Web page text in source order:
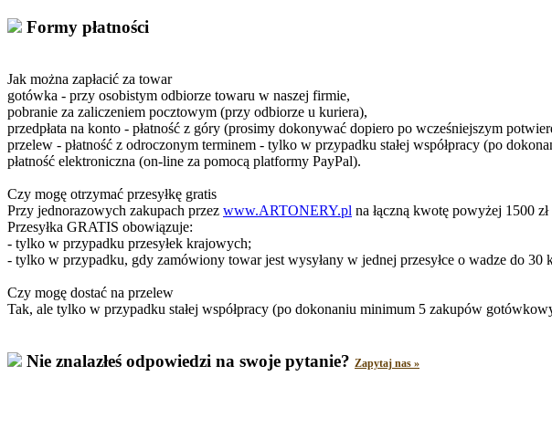
Formy płatności
Jak można zapłacić za towar
gotówka - przy osobistym odbiorze towaru w naszej firmie,
pobranie za zaliczeniem pocztowym (przy odbiorze u kuriera),
przedpłata na konto - płatność z góry (prosimy dokonywać dopiero po wcześniejszym
przelew - płatność z odroczonym terminem - tylko w przypadku stałej współpracy (po
płatność elektroniczna (on-line za pomocą platformy PayPal).
Czy mogę otrzymać przesyłkę gratis
Przy jednorazowych zakupach przez www.ARTONERY.pl na łączną kwotę powyżej 1500
Przesyłka GRATIS obowiązuje:
- tylko w przypadku przesyłek krajowych;
- tylko w przypadku, gdy zamówiony towar jest wysyłany w jednej przesyłce o wadze do 30
Czy mogę dostać na przelew
Tak, ale tylko w przypadku stałej współpracy (po dokonaniu minimum 5 zakupów
Nie znalazłeś odpowiedzi na swoje pytanie? Zapytaj nas »